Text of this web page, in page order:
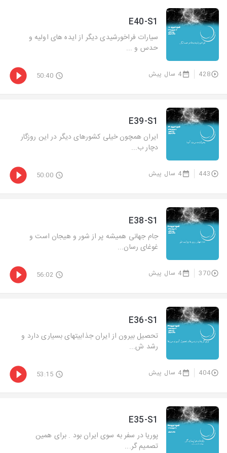
E40-S1
سیارات فراخورشیدی دیگر از ایده های اولیه و
حدس و ...
428 4 سال پیش 50:40
E39-S1
ایران همچون خیلی کشورهای دیگر در این روزگار
دچار ب...
443 4 سال پیش 50:00
E38-S1
جام جهانی همیشه پر از شور و هیجان است و
غوغای رسان...
370 4 سال پیش 56:02
E36-S1
تحصیل بیرون از ایران جذابیتهای بسیاری دارد و
رشد ش...
404 4 سال پیش 53:15
E35-S1
پوریا در سفر به سوی ایران بود . برای همین
تصمیم گر...